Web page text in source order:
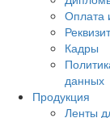
Оплата
Кадры
данных
Продукция
Ленты